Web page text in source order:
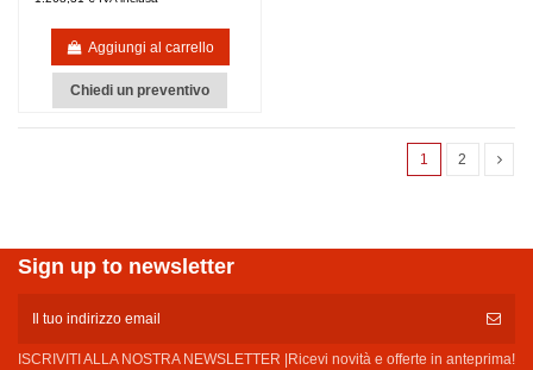
Aggiungi al carrello
Chiedi un preventivo
1 2
Sign up to newsletter
ISCRIVITI ALLA NOSTRA NEWSLETTER |Ricevi novità e offerte in anteprima!